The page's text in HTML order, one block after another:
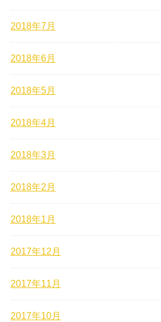
2018年7月
2018年6月
2018年5月
2018年4月
2018年3月
2018年2月
2018年1月
2017年12月
2017年11月
2017年10月